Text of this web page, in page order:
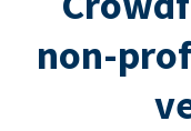
non-